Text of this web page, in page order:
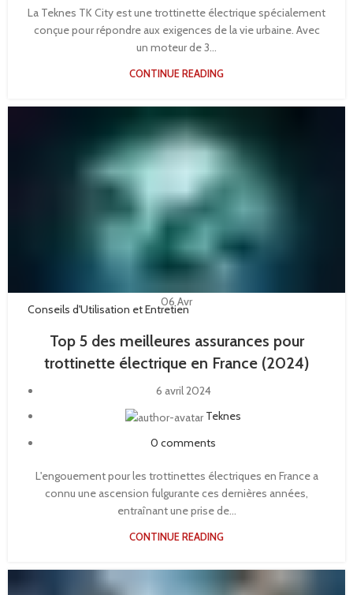
La Teknes TK City est une trottinette électrique spécialement
conçue pour répondre aux exigences de la vie urbaine. Avec
un moteur de 3...
CONTINUE READING
06 Avr
Conseils d'Utilisation et Entretien
Top 5 des meilleures assurances pour
trottinette électrique en France (2024)
6 avril 2024
Teknes
0 comments
L'engouement pour les trottinettes électriques en France a
connu une ascension fulgurante ces dernières années,
entraînant une prise de...
CONTINUE READING